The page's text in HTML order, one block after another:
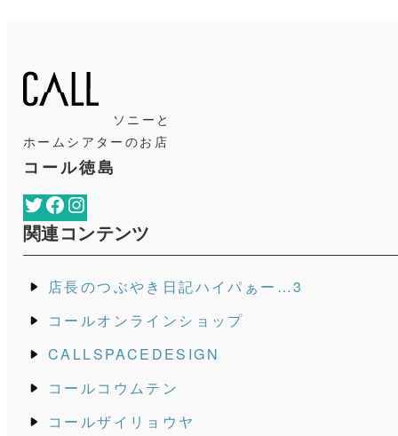
ソニーと
ホームシアターのお店
コール徳島
TwitterFacebook
関連コンテンツ
店長のつぶやき日記ハイパぁー…3
コールオンラインショップ
CALLSPACEDESIGN
コールコウムテン
コールザイリョウヤ